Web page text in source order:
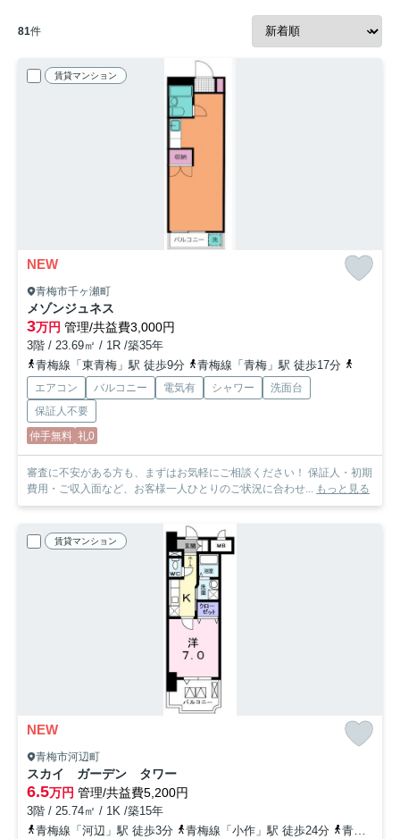
81件
賃貸マンション
NEW
青梅市千ヶ瀬町
メゾンジュネス
3万円 管理/共益費3,000円
3階 / 23.69㎡ / 1R /築35年
青梅線「東青梅」駅 徒歩9分
青梅線「青梅」駅 徒歩17分
エアコン バルコニー 電気有 シャワー
洗面台
保証人不要
仲手無料 礼0
審査に不安がある方も、まずはお気軽にご相談ください！ 保証人・初期
費用・ご収入面など、お客様一人ひとりのご状況に合わせ... もっと見る
賃貸マンション
NEW
青梅市河辺町
スカイ ガーデン タワー
6.5万円 管理/共益費5,200円
3階 / 25.74㎡ / 1K /築15年
青梅線「河辺」駅 徒歩3分
青梅線「小作」駅 徒歩24分 青梅線「東青梅」駅 徒歩18分